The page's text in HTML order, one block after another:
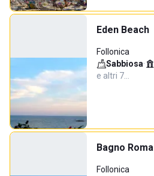
Eden Beach
Follonica
Sabbiosa·
e altri 7…
Bagno Roma
Follonica